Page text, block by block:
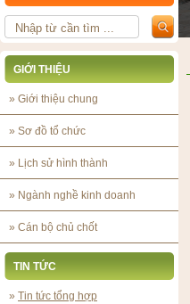
GIỚI THIỆU
» Giới thiệu chung
» Sơ đồ tổ chức
» Lịch sử hình thành
» Ngành nghề kinh doanh
» Cán bộ chủ chốt
TIN TỨC
» Tin tức tổng hợp